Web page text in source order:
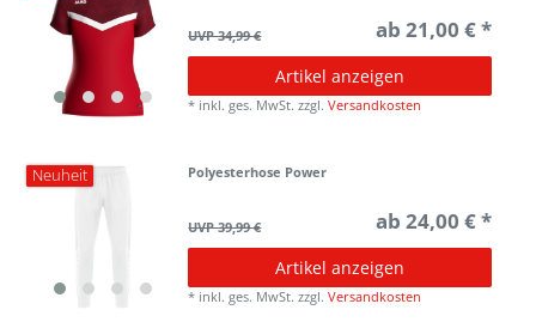
UVP 34,99 € ab 21,00 € *
Artikel anzeigen
* inkl. ges. MwSt. zzgl.Versandkosten
Neuheit Polyesterhose Power
UVP 39,99 € ab 24,00 € *
Artikel anzeigen
* inkl. ges. MwSt. zzgl.Versandkosten